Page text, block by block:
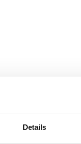
Details